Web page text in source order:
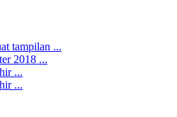
tampilan ...
2018 ...
...
...